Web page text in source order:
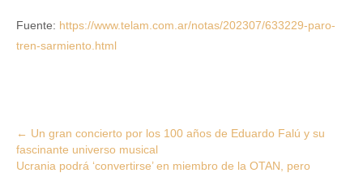
Fuente: https://www.telam.com.ar/notas/202307/633229-paro-
tren-sarmiento.html
Post
navigation
← Un gran concierto por los 100 años de Eduardo Falú y su
fascinante universo musical
Ucrania podrá ‘convertirse’ en miembro de la OTAN, pero